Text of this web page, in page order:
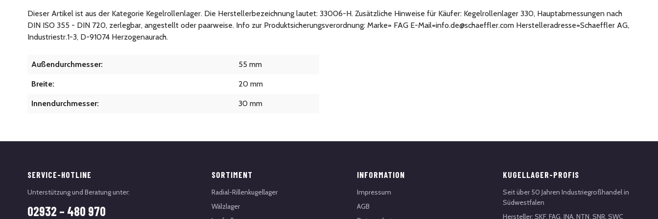
Dieser Artikel ist aus der Kategorie Kegelrollenlager. Die Herstellerbezeichnung lautet: 33006-H. Zusätzliche Hinweise für Käufer: Kegelrollenlager 330, Hauptabmessungen nach
DIN ISO 355 - DIN 720, zerlegbar, angestellt oder paarweise. Info zur Produktsicherungsverordnung: Marke= FAG E-Mail=info.de@schaeffler.com Herstelleradresse=Schaeffler AG,
Industriestr.1-3, D-91074 Herzogenaurach.
Außendurchmesser: 55 mm
Breite: 20 mm
Innendurchmesser: 30 mm
SERVICE-HOTLINE
Unterstützung und Beratung unter:
02932 – 480 970
SORTIMENT
Radial-Rillenkugellager
Wälzlager
INFORMATION
Impressum
AGB
KUGELLAGER-PROFIS
Seit über 50 Jahren Industriegroßhandel in
Südwestfalen
Hersteller: SKF, FAG, INA, NTN, SNR, SWC